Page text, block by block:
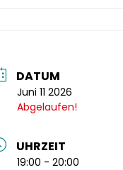
DATUM
Juni 11 2026
Abgelaufen!
UHRZEIT
19:00 - 20:00